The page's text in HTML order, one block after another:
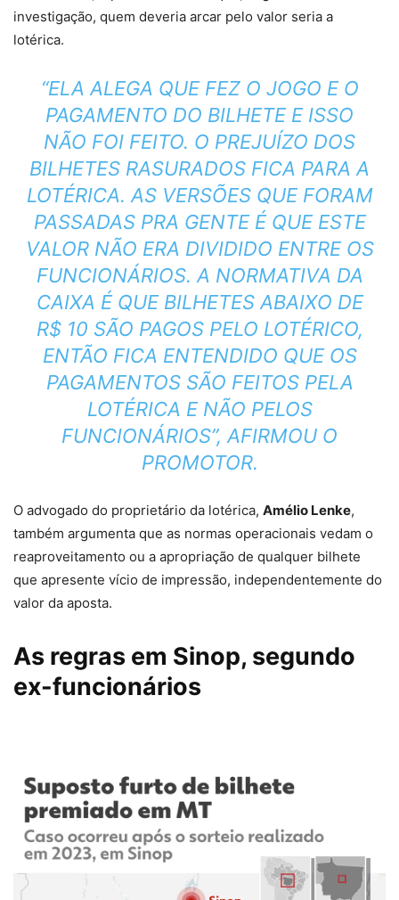
investigação, quem deveria arcar pelo valor seria a
lotérica.
“ELA ALEGA QUE FEZ O JOGO E O
PAGAMENTO DO BILHETE E ISSO
NÃO FOI FEITO. O PREJUÍZO DOS
BILHETES RASURADOS FICA PARA A
LOTÉRICA. AS VERSÕES QUE FORAM
PASSADAS PRA GENTE É QUE ESTE
VALOR NÃO ERA DIVIDIDO ENTRE OS
FUNCIONÁRIOS. A NORMATIVA DA
CAIXA É QUE BILHETES ABAIXO DE
R$ 10 SÃO PAGOS PELO LOTÉRICO,
ENTÃO FICA ENTENDIDO QUE OS
PAGAMENTOS SÃO FEITOS PELA
LOTÉRICA E NÃO PELOS
FUNCIONÁRIOS”, AFIRMOU O
PROMOTOR.
O advogado do proprietário da lotérica, Amélio Lenke,
também argumenta que as normas operacionais vedam o
reaproveitamento ou a apropriação de qualquer bilhete
que apresente vício de impressão, independentemente do
valor da aposta.
As regras em Sinop, segundo
ex-funcionários